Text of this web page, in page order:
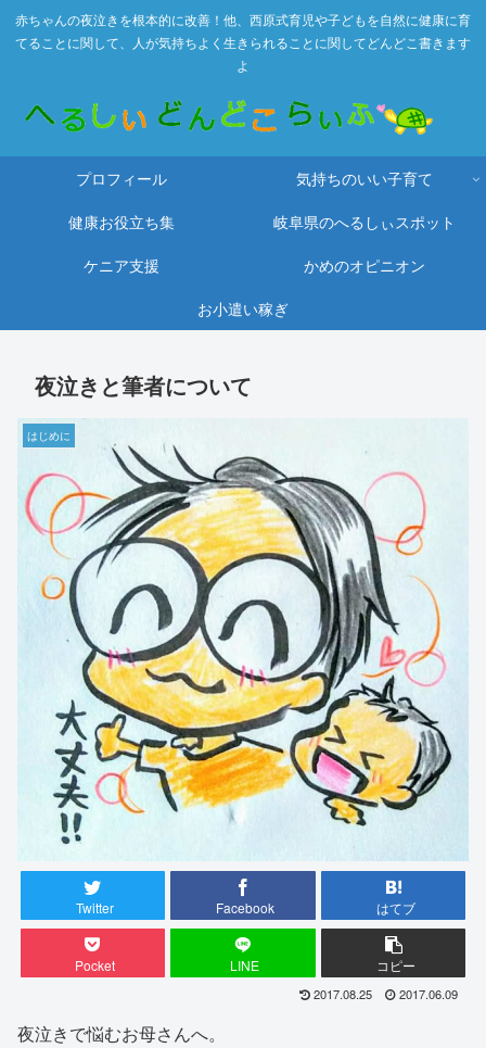
赤ちゃんの夜泣きを根本的に改善！他、西原式育児や子どもを自然に健康に育
てることに関して、人が気持ちよく生きられることに関してどんどこ書きます
よ
プロフィール
気持ちのいい子育て
健康お役立ち集
岐阜県のへるしぃスポット
ケニア支援
かめのオピニオン
お小遣い稼ぎ
夜泣きと筆者について
はじめに
Twitter Facebook はてブ
Pocket LINE コピー
2017.08.25 2017.06.09
夜泣きで悩むお母さんへ。